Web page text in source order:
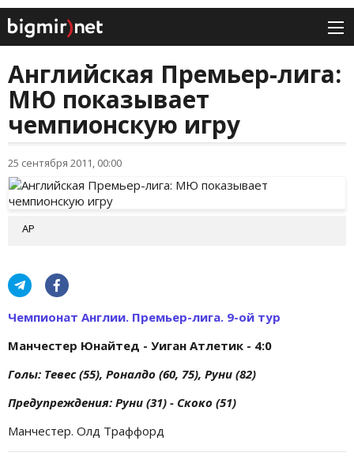
Английская Премьер-лига:
МЮ показывает
чемпионскую игру
25 сентября 2011, 00:00
AP
Чемпионат Англии. Премьер-лига. 9-ой тур
Манчестер Юнайтед - Уиган Атлетик - 4:0
Голы: Тевес (55), Роналдо (60, 75), Руни (82)
Предупреждения: Руни (31) - Скоко (51)
Манчестер. Олд Траффорд